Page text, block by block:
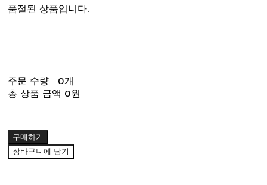
품절된 상품입니다.
주문 수량
0개
총 상품 금액 0원
구매하기
장바구니에 담기